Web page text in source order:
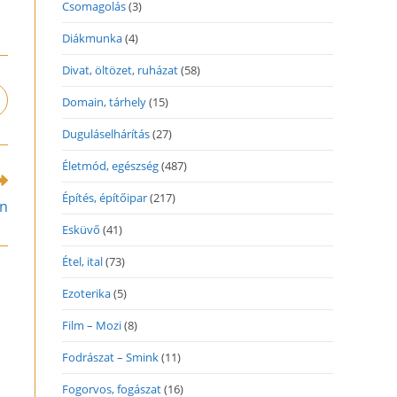
Csomagolás(3)
Diákmunka(4)
Divat, öltözet, ruházat(58)
Domain, tárhely(15)
Duguláselhárítás(27)
Életmód, egészség(487)
Építés, építőipar(217)
Esküvő (41)
Étel, ital(73)
Ezoterika(5)
Film – Mozi(8)
Fodrászat – Smink(11)
Fogorvos, fogászat(16)